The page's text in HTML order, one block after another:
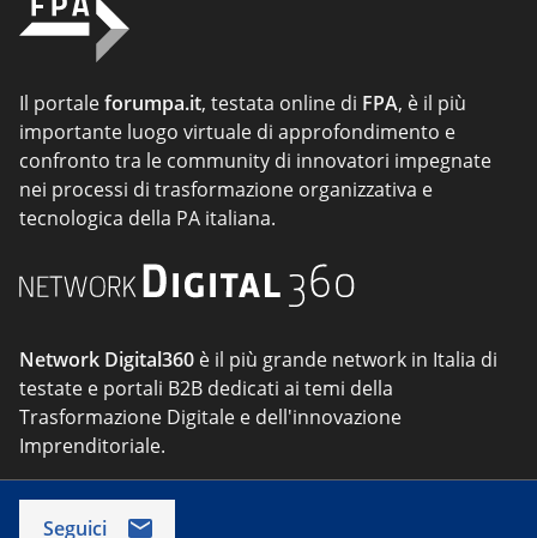
Il portaleforumpa.it, testata online di FPA, è il più
importante luogo virtuale di approfondimento e
confronto tra le community di innovatori impegnate
nei processi di trasformazione organizzativa e
tecnologica della PA italiana.
Network Digital360 è il più grande network in Italia di
testate e portali B2B dedicati ai temi della
Trasformazione Digitale e dell'innovazione
Imprenditoriale.
Seguici